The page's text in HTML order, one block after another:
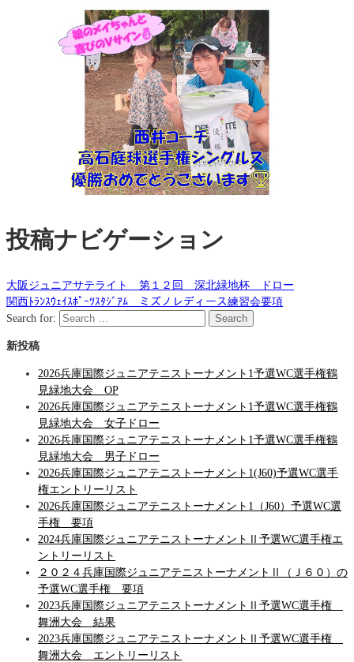
投稿ナビゲーション
大阪ジュニアサテライト 第１２回 深北緑地杯 ドロー
関西ﾄﾗﾝｽｳｪｲｽﾎﾟｰﾂｽﾀｼﾞｱﾑ ミズノレディース練習会要項
Search for:
Search
新投稿
2026兵庫国際ジュニアテニストーナメント1予選WC選手権鶴
見緑地大会 OP
2026兵庫国際ジュニアテニストーナメント1予選WC選手権鶴
見緑地大会 女子ドロー
2026兵庫国際ジュニアテニストーナメント1予選WC選手権鶴
見緑地大会 男子ドロー
2026兵庫国際ジュニアテニストーナメント1(J60)予選WC選手
権エントリーリスト
2026兵庫国際ジュニアテニストーナメント1（J60）予選WC選
手権 要項
2024兵庫国際ジュニアテニストーナメントⅡ予選WC選手権エ
ントリーリスト
２０２４兵庫国際ジュニアテニストーナメントⅡ（Ｊ６０）の
予選WC選手権 要項
2023兵庫国際ジュニアテニストーナメントⅡ予選WC選手権
舞洲大会 結果
2023兵庫国際ジュニアテニストーナメントⅡ予選WC選手権
舞洲大会 エントリーリスト